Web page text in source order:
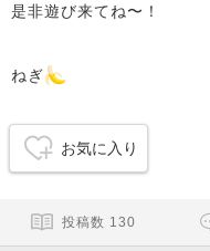
是非遊び来てね〜！
ねぎ
お気に入り
投稿数 130